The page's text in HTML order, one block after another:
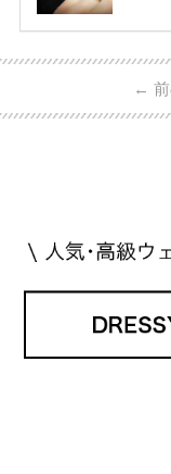
高品
ん
贈ら
←